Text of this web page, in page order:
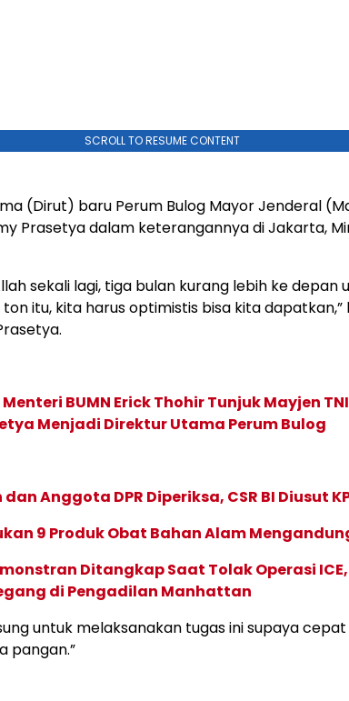
SCROLL TO RESUME CONTENT
(Dirut) baru Perum Bulog Mayor Jenderal
Prasetya dalam keterangannya di Jakarta,
sekali lagi, tiga bulan kurang lebih ke depan
itu, kita harus optimistis bisa kita dapatkan,”
Menteri BUMN Erick Thohir Tunjuk Mayjen
Menjadi Direktur Utama Perum Bulog
Anggota DPR Diperiksa, CSR BI Diusut
9 Produk Obat Bahan Alam
Ditangkap Saat Tolak Operasi ICE,
di Pengadilan Manhattan
untuk melaksanakan tugas ini supaya
pangan.”